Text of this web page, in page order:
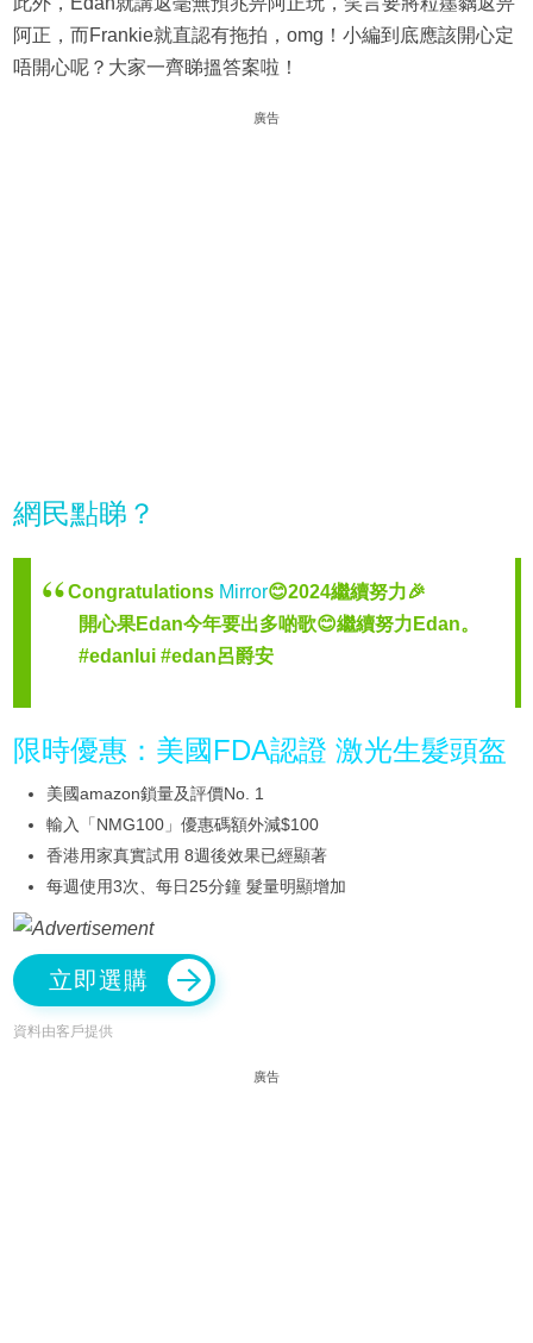
阿正，而Frankie就直認有拖拍，omg！小編到底應該開心定
唔開心呢？大家一齊睇搵答案啦！
廣告
網民點睇？
Congratulations Mirror😊2024繼續努力🎉
開心果Edan今年要出多啲歌😊繼續努力Edan。
#edanlui #edan呂爵安
限時優惠：美國FDA認證 激光生髮頭盔
美國amazon鎖量及評價No. 1
輸入「NMG100」優惠碼額外減$100
香港用家真實試用 8週後效果已經顯著
每週使用3次、每日25分鐘 髮量明顯增加
立即選購
資料由客戶提供
廣告